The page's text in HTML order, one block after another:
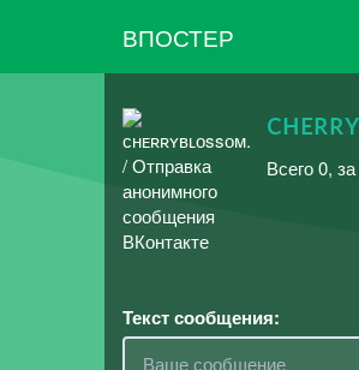
ВПОСТЕР
Всего 0,
Текст сообщения: